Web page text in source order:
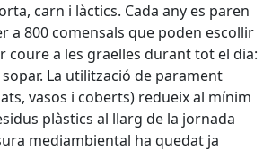
carn i làctics. Cada any es paren
a 800 comensals que poden escollir
coure a les graelles durant tot el dia:
La utilització de parament
vasos i coberts) redueix al mínim
plàstics al llarg de la jornada
mediambiental ha quedat ja